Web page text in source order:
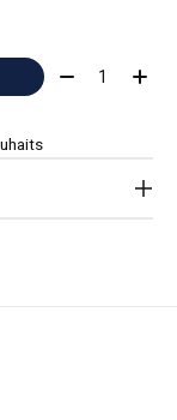
Quantité: